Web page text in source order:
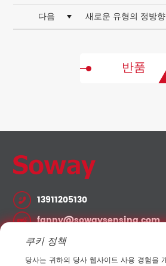
다음
새로운 유형의 정방
반품
13911205130
fanny@sowaysensing.com
No.28 Xinfeng Road Potoubei
Shenzhen China 518000
쿠키 정책
당사는 귀하의 당사 웹사이트 사용 경험을